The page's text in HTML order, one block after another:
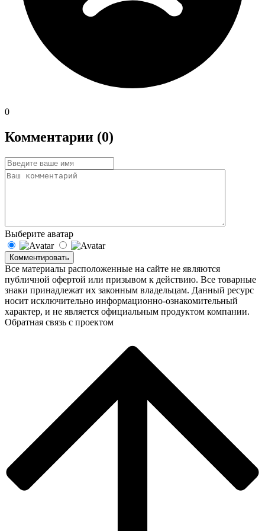
0
Комментарии (0)
Выберите аватар
Комментировать
Все материалы расположенные на сайте не являются
публичной офертой или призывом к действию. Все товарные
знаки принадлежат их законным владельцам. Данный ресурс
носит исключительно информационно-ознакомительный
характер, и не является официальным продуктом компании.
Обратная связь с проектом